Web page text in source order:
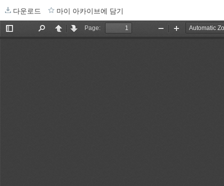
다운로드 마이 아카이브에 담기